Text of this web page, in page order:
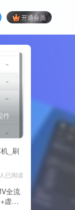
开通会员
件
_刷
已阅读
全流
虚拟